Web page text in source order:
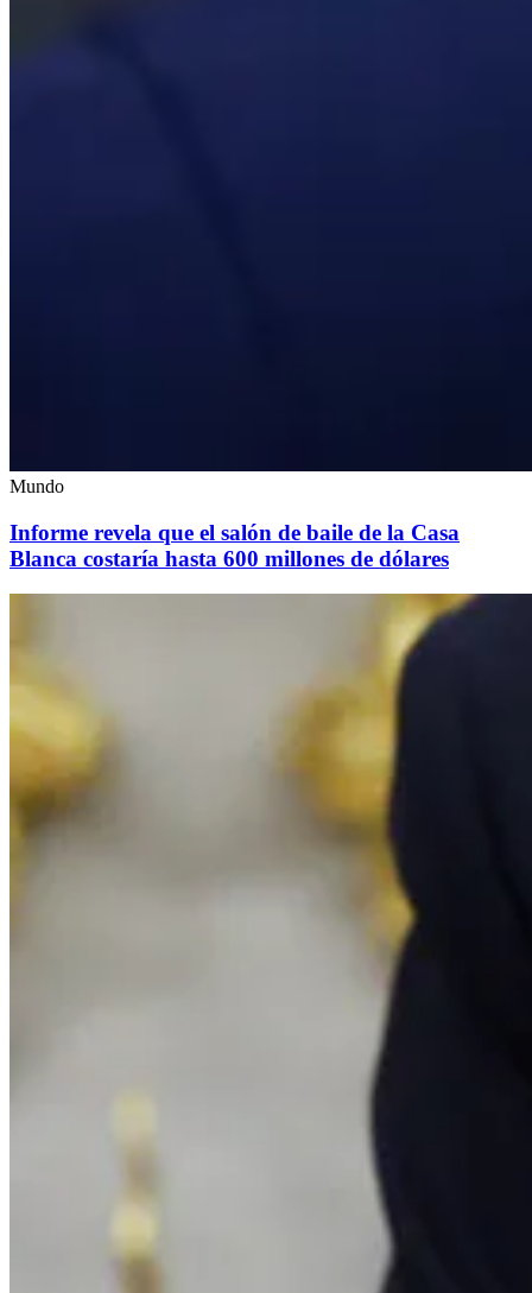
Mundo
Informe revela que el salón de baile de la Casa
Blanca costaría hasta 600 millones de dólares